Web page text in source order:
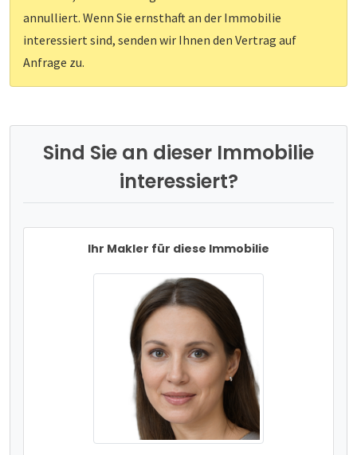
annulliert. Wenn Sie ernsthaft an der Immobilie
interessiert sind, senden wir Ihnen den Vertrag auf
Anfrage zu.
Sind Sie an dieser Immobilie
interessiert?
Ihr Makler für diese Immobilie